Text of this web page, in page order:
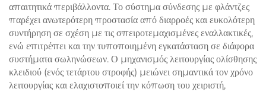
απαιτητικά περιβάλλοντα. Το σύστημα σύνδεσης με φλάντζες
παρέχει ανωτερότερη προστασία από διαρροές και ευκολότερη
συντήρηση σε σχέση με τις σπειροτεμαχισμένες εναλλακτικές,
ενώ επιτρέπει και την τυποποιημένη εγκατάσταση σε διάφορα
συστήματα σωληνώσεων. Ο μηχανισμός λειτουργίας ολίσθησης
κλειδιού (ενός τετάρτου στροφής) μειώνει σημαντικά τον χρόνο
λειτουργίας και ελαχιστοποιεί την κόπωση του χειριστή,